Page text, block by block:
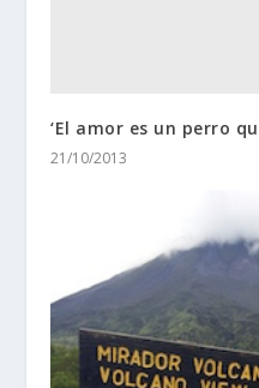
‘El amor es un perro
21/10/2013